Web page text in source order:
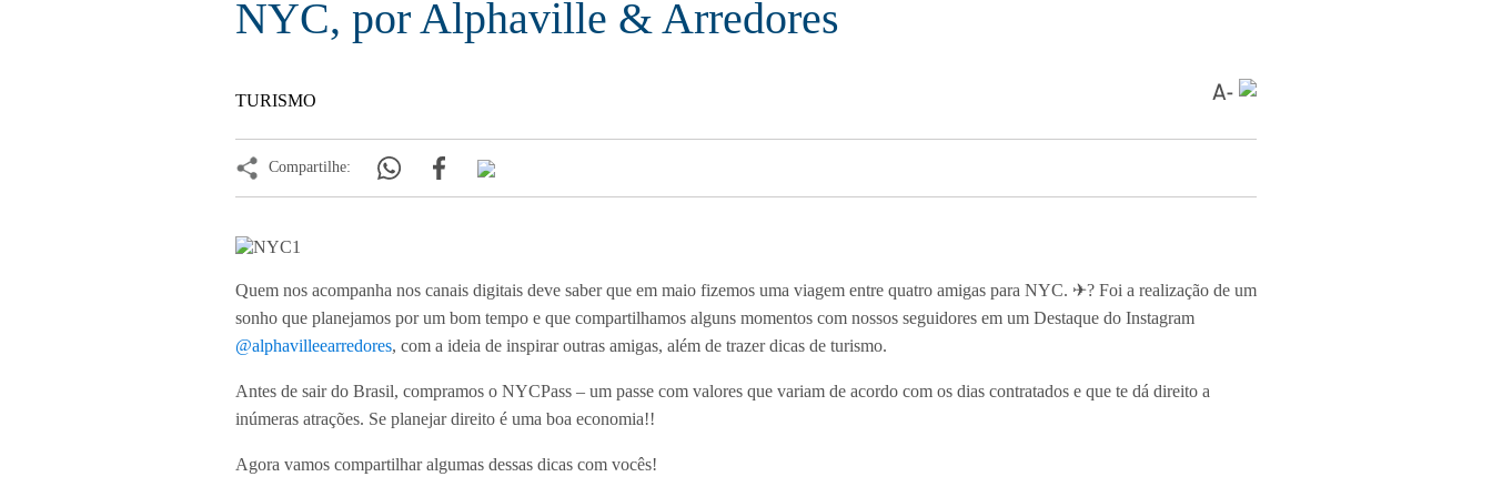
NYC, por Alphaville & Arredores
TURISMO
Compartilhe:
Quem nos acompanha nos canais digitais deve saber que em maio fizemos uma viagem entre quatro amigas para NYC. ✈? Foi a realização de um
sonho que planejamos por um bom tempo e que compartilhamos alguns momentos com nossos seguidores em um Destaque do Instagram
@alphavilleearredores, com a ideia de inspirar outras amigas, além de trazer dicas de turismo.
Antes de sair do Brasil, compramos o NYCPass – um passe com valores que variam de acordo com os dias contratados e que te dá direito a
inúmeras atrações. Se planejar direito é uma boa economia!!
Agora vamos compartilhar algumas dessas dicas com vocês!